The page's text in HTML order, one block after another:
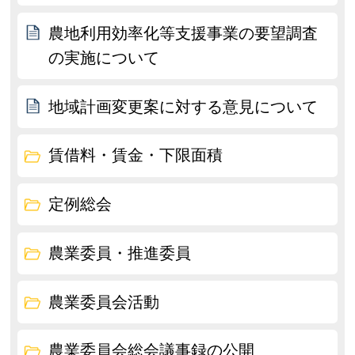
農地利用効率化等支援事業の要望調査
の実施について
地域計画変更案に対する意見について
賃借料・賃金・下限面積
定例総会
農業委員・推進委員
農業委員会活動
農業委員会総会議事録の公開